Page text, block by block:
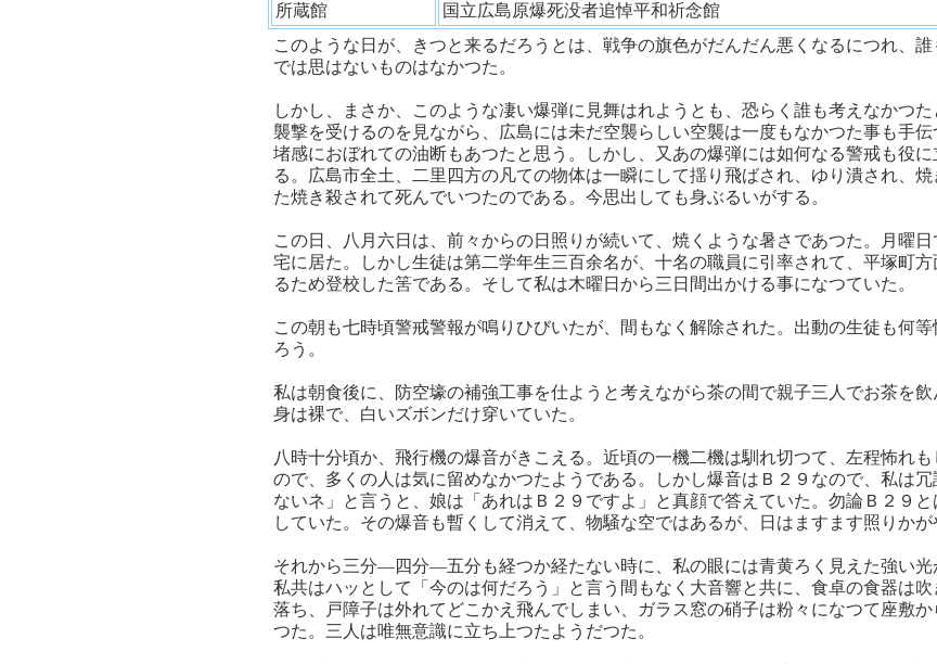
所蔵館
国立広島原爆死没者追悼平和祈念館
このような日が、きつと来るだろうとは、戦争の旗色がだんだん悪くなるにつれ、
では思はないものはなかつた。
しかし、まさか、このような凄い爆弾に見舞はれようとも、恐らく誰も考えなかつ
襲撃を受けるのを見ながら、広島には未だ空襲らしい空襲は一度もなかつた事も手
堵感におぼれての油断もあつたと思う。しかし、又あの爆弾には如何なる警戒も役
る。広島市全土、二里四方の凡ての物体は一瞬にして揺り飛ばされ、ゆり潰され、
た焼き殺されて死んでいつたのである。今思出しても身ぶるいがする。
この日、八月六日は、前々からの日照りが続いて、焼くような暑さであつた。月曜
宅に居た。しかし生徒は第二学年生三百余名が、十名の職員に引率されて、平塚町
るため登校した筈である。そして私は木曜日から三日間出かける事になつていた。
この朝も七時頃警戒警報が鳴りひびいたが、間もなく解除された。出動の生徒も何
ろう。
私は朝食後に、防空壕の補強工事を仕ようと考えながら茶の間で親子三人でお茶を
身は裸で、白いズボンだけ穿いていた。
八時十分頃か、飛行機の爆音がきこえる。近頃の一機二機は馴れ切つて、左程怖れ
ので、多くの人は気に留めなかつたようである。しかし爆音はＢ２９なので、私は
ないネ」と言うと、娘は「あれはＢ２９ですよ」と真顔で答えていた。勿論Ｂ２９
していた。その爆音も暫くして消えて、物騒な空ではあるが、日はますます照りかが
それから三分―四分―五分も経つか経たない時に、私の眼には青黄ろく見えた強い光
私共はハッとして「今のは何だろう」と言う間もなく大音響と共に、食卓の食器は
落ち、戸障子は外れてどこかえ飛んでしまい、ガラス窓の硝子は粉々になつて座敷
つた。三人は唯無意識に立ち上つたようだつた。